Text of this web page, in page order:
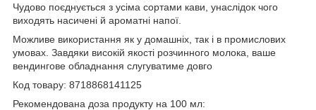
Чудово поєднується з усіма сортами кави, унаслідок чого
виходять насичені й ароматні напої.
Можливе використання як у домашніх, так і в промислових
умовах. Завдяки високій якості розчинного молока, ваше
вендингове обладнання слугуватиме довго
Код товару: 8718868141125
Рекомендована доза продукту на 100 мл: